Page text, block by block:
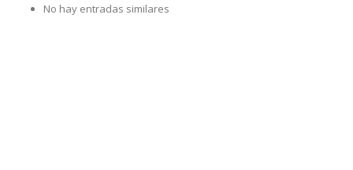
No hay entradas similares